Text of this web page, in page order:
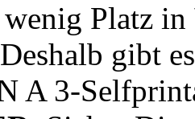
Platz in
gibt
A 3-